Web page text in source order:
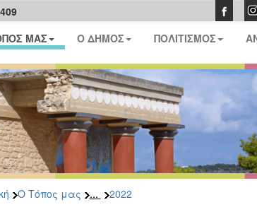
ΜΑΣ Ο ΔΗΜΟΣ ΠΟΛΙΤΙΣΜΟΣ
Ο Τόπος μας ... 2022